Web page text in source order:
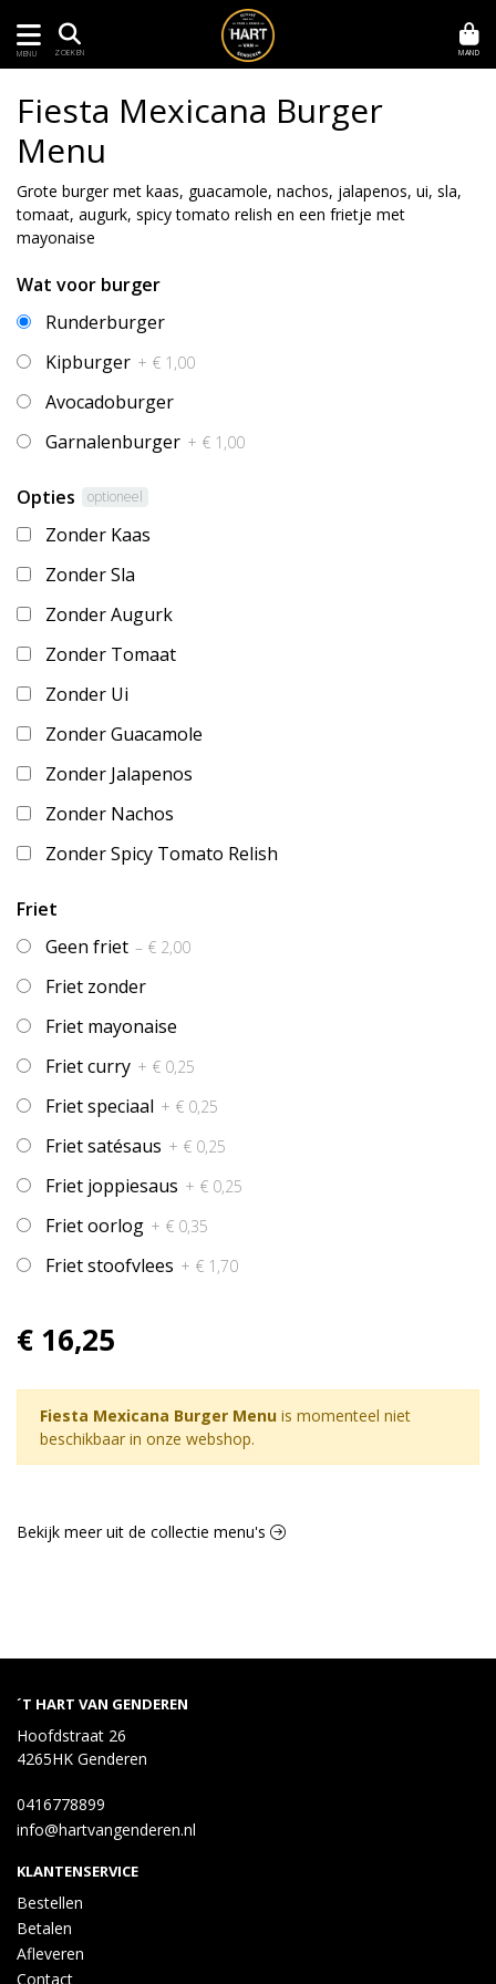
MENU ZOEKEN MAND
Fiesta Mexicana Burger
Menu
Grote burger met kaas, guacamole, nachos, jalapenos, ui, sla,
tomaat, augurk, spicy tomato relish en een frietje met
mayonaise
Wat voor burger
Runderburger
Kipburger + € 1,00
Avocadoburger
Garnalenburger + € 1,00
Opties optioneel
Zonder Kaas
Zonder Sla
Zonder Augurk
Zonder Tomaat
Zonder Ui
Zonder Guacamole
Zonder Jalapenos
Zonder Nachos
Zonder Spicy Tomato Relish
Friet
Geen friet – € 2,00
Friet zonder
Friet mayonaise
Friet curry + € 0,25
Friet speciaal + € 0,25
Friet satésaus + € 0,25
Friet joppiesaus + € 0,25
Friet oorlog + € 0,35
Friet stoofvlees + € 1,70
€ 16,25
Fiesta Mexicana Burger Menu is momenteel niet
beschikbaar in onze webshop.
Bekijk meer uit de collectie menu's
´T HART VAN GENDEREN
Hoofdstraat 26
4265HK Genderen
0416778899
info@hartvangenderen.nl
KLANTENSERVICE
Bestellen
Betalen
Afleveren
Contact